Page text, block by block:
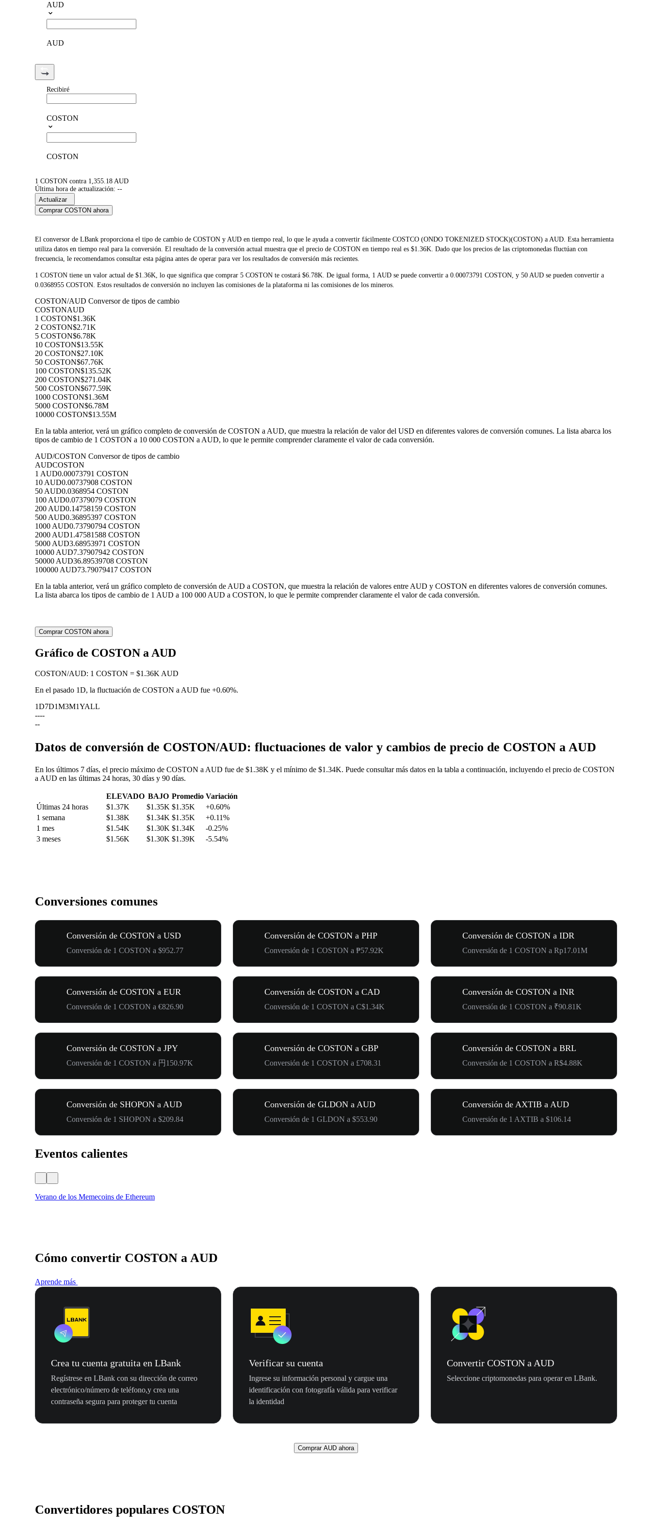
AUD
AUD
Recibiré
COSTON
COSTON
1 COSTON contra 1,355.18 AUD
Última hora de actualización: --
Actualizar
Comprar COSTON ahora
El conversor de LBank proporciona el tipo de cambio de COSTON y AUD en tiempo real, lo que le ayuda a convertir fácilmente COSTCO (ONDO TOKENIZED STOCK)(COSTON) a AUD. Esta herramienta
utiliza datos en tiempo real para la conversión. El resultado de la conversión actual muestra que el precio de COSTON en tiempo real es $1.36K. Dado que los precios de las criptomonedas fluctúan con
frecuencia, le recomendamos consultar esta página antes de operar para ver los resultados de conversión más recientes.
1 COSTON tiene un valor actual de $1.36K, lo que significa que comprar 5 COSTON te costará $6.78K. De igual forma, 1 AUD se puede convertir a 0.00073791 COSTON, y 50 AUD se pueden convertir a
0.0368955 COSTON. Estos resultados de conversión no incluyen las comisiones de la plataforma ni las comisiones de los mineros.
COSTON/AUD Conversor de tipos de cambio
COSTONAUD
1 COSTON$1.36K
2 COSTON$2.71K
5 COSTON$6.78K
10 COSTON$13.55K
20 COSTON$27.10K
50 COSTON$67.76K
100 COSTON$135.52K
200 COSTON$271.04K
500 COSTON$677.59K
1000 COSTON$1.36M
5000 COSTON$6.78M
10000 COSTON$13.55M
En la tabla anterior, verá un gráfico completo de conversión de COSTON a AUD, que muestra la relación de valor del USD en diferentes valores de conversión comunes. La lista abarca los
tipos de cambio de 1 COSTON a 10 000 COSTON a AUD, lo que le permite comprender claramente el valor de cada conversión.
AUD/COSTON Conversor de tipos de cambio
AUDCOSTON
1 AUD0.00073791 COSTON
10 AUD0.00737908 COSTON
50 AUD0.0368954 COSTON
100 AUD0.07379079 COSTON
200 AUD0.14758159 COSTON
500 AUD0.36895397 COSTON
1000 AUD0.73790794 COSTON
2000 AUD1.47581588 COSTON
5000 AUD3.68953971 COSTON
10000 AUD7.37907942 COSTON
50000 AUD36.89539708 COSTON
100000 AUD73.79079417 COSTON
En la tabla anterior, verá un gráfico completo de conversión de AUD a COSTON, que muestra la relación de valores entre AUD y COSTON en diferentes valores de conversión comunes.
La lista abarca los tipos de cambio de 1 AUD a 100 000 AUD a COSTON, lo que le permite comprender claramente el valor de cada conversión.
Comprar COSTON ahora
Gráfico de COSTON a AUD
COSTON/AUD: 1 COSTON = $1.36K AUD
En el pasado 1D, la fluctuación de COSTON a AUD fue +0.60%.
1D7D1M3M1YALL
----
--
Datos de conversión de COSTON/AUD: fluctuaciones de valor y cambios de precio de COSTON a AUD
En los últimos 7 días, el precio máximo de COSTON a AUD fue de $1.38K y el mínimo de $1.34K. Puede consultar más datos en la tabla a continuación, incluyendo el precio de COSTON
a AUD en las últimas 24 horas, 30 días y 90 días.
ELEVADO BAJO Promedio Variación
Últimas 24 horas
$1.37K $1.35K $1.35K
+0.60%
1 semana
$1.38K $1.34K $1.35K
+0.11%
1 mes
$1.54K $1.30K $1.34K
-0.25%
3 meses
$1.56K $1.30K $1.39K -5.54%
Conversiones comunes
Conversión de COSTON a USD
Conversión de 1 COSTON a $952.77
Conversión de COSTON a PHP
Conversión de 1 COSTON a ₱57.92K
Conversión de COSTON a IDR
Conversión de 1 COSTON a Rp17.01M
Conversión de COSTON a EUR
Conversión de 1 COSTON a €826.90
Conversión de COSTON a CAD
Conversión de 1 COSTON a C$1.34K
Conversión de COSTON a INR
Conversión de 1 COSTON a ₹90.81K
Conversión de COSTON a JPY
Conversión de 1 COSTON a 円150.97K
Conversión de COSTON a GBP
Conversión de 1 COSTON a £708.31
Conversión de COSTON a BRL
Conversión de 1 COSTON a R$4.88K
Conversión de SHOPON a AUD
Conversión de 1 SHOPON a $209.84
Conversión de GLDON a AUD
Conversión de 1 GLDON a $553.90
Conversión de AXTIB a AUD
Conversión de 1 AXTIB a $106.14
Eventos calientes
Verano de los Memecoins de Ethereum
Cómo convertir COSTON a AUD
Aprende más
Crea tu cuenta gratuita en LBank
Regístrese en LBank con su dirección de correo
electrónico/número de teléfono,y crea una
contraseña segura para proteger tu cuenta
Verificar su cuenta
Ingrese su información personal y cargue una
identificación con fotografía válida para verificar
la identidad
Convertir COSTON a AUD
Seleccione criptomonedas para operar en LBank.
Comprar AUD ahora
Convertidores populares COSTON